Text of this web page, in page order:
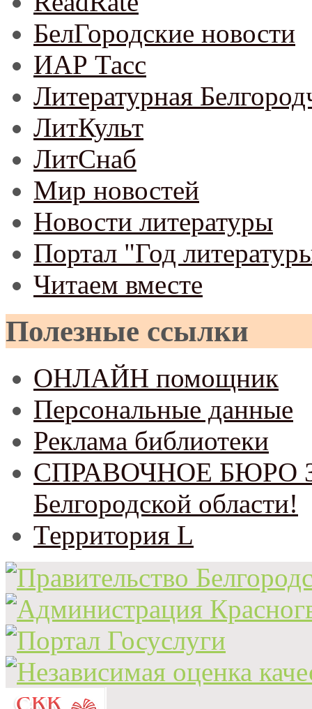
БелГородские новости
ИАР Тасс
Литературная
ЛитКульт
ЛитСнаб
Мир новостей
Новости литературы
Портал "Год
Читаем вместе
Полезные ссылки
ОНЛАЙН помощник
Персональные данные
Реклама библиотеки
СПРАВОЧНОЕ БЮРО
Белгородской области!
Территория L